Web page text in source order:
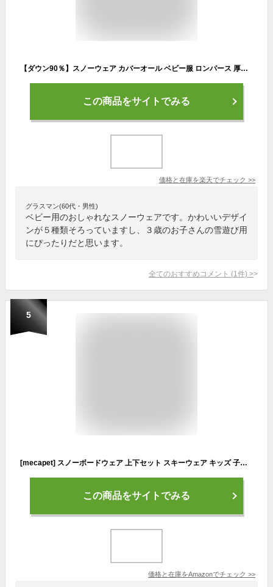
【ダウン90％】スノーウェア カバーオール ベビー服 ロンパース 厚手 フード付 手袋 フットカバー 花柄 総柄 プリント つなぎ ダウン 前ファスナー 雪遊び 防寒着 男の子 女の子 レッド 白黒 ジャンプスーツ 赤ちゃん 70cm 80cm 90cm 100cm 1歳 2歳 3歳 ボアフリース
この商品をサイトでみる
価格と在庫を楽天でチェック >>
グラスマン(60代・男性)
ベビー用のおしゃれなスノーウェアです。かわいいデザイ
ンが５種類そろっていますし、３歳のお子さんの雪遊び用
にぴったりだと思います。
全てのおすすめコメント (1 件) >
5
[mecapet] スノーボードウェア 上下セット スキーウェア キッズ 子供用 ダウンジャケット ジャンプスーツ ダウンパンツ 男の子 女の子 スノーウェア 防寒 雪遊び 保温 アウトドア スポーツコート カバーオール ベビー アウター(ピンク,130)
この商品をサイトでみる
価格と在庫をAmazonでチェック >>